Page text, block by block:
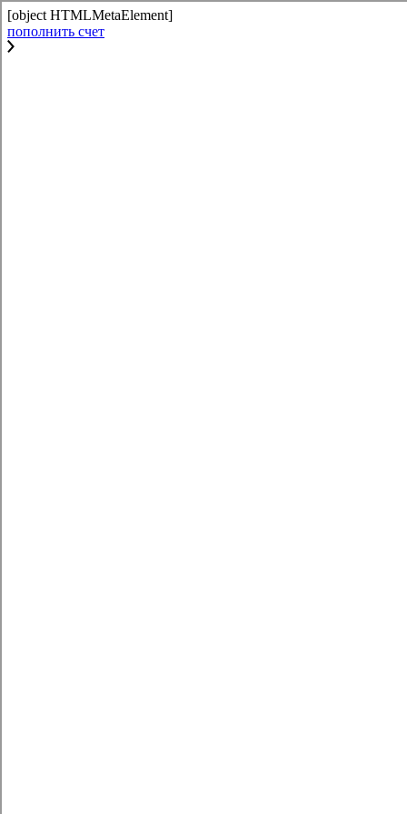
[object HTMLMetaElement]
пополнить счет